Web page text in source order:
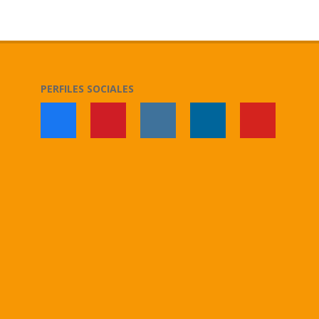
PERFILES SOCIALES